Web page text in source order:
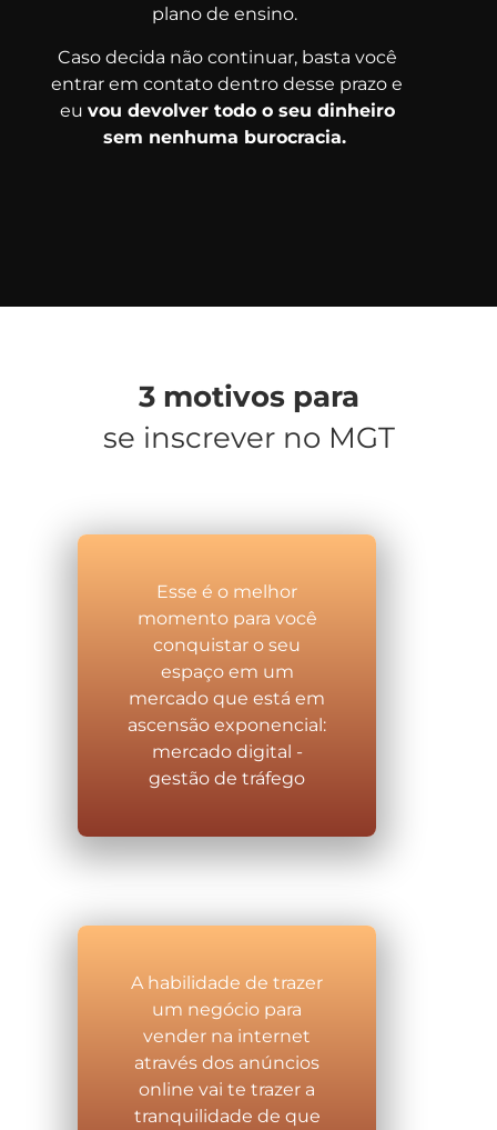
plano de ensino.
Caso decida não continuar, basta você
entrar em contato dentro desse prazo e
eu vou devolver todo o seu dinheiro
sem nenhuma burocracia.
3 motivos para
se inscrever no MGT
Esse é o melhor
momento para você
conquistar o seu
espaço em um
mercado que está em
ascensão exponencial:
mercado digital -
gestão de tráfego
A habilidade de trazer
um negócio para
vender na internet
através dos anúncios
online vai te trazer a
tranquilidade de que